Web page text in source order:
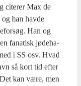
cite­rer Max de
han hav­de
Han og
fana­tisk jøde­ha­
i SS osv. Hvad
så kort tid efter
kan være, men